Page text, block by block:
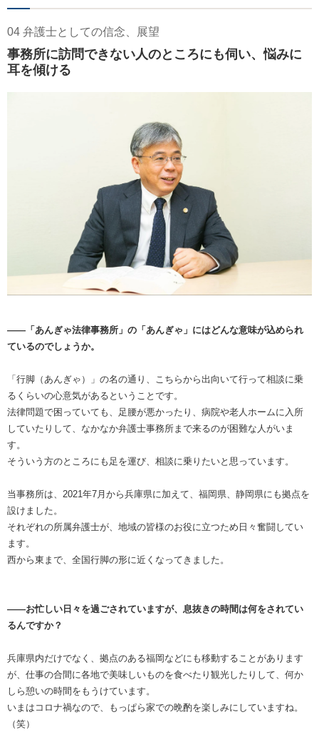
04 弁護士としての信念、展望
事務所に訪問できない人のところにも伺い、悩みに
耳を傾ける
――「あんぎゃ法律事務所」の「あんぎゃ」にはどんな意味が込められ
ているのでしょうか。
「行脚（あんぎゃ）」の名の通り、こちらから出向いて行って相談に乗
るくらいの心意気があるということです。
法律問題で困っていても、足腰が悪かったり、病院や老人ホームに入所
していたりして、なかなか弁護士事務所まで来るのが困難な人がいま
す。
そういう方のところにも足を運び、相談に乗りたいと思っています。
当事務所は、2021年7月から兵庫県に加えて、福岡県、静岡県にも拠点を
設けました。
それぞれの所属弁護士が、地域の皆様のお役に立つため日々奮闘してい
ます。
西から東まで、全国行脚の形に近くなってきました。
――お忙しい日々を過ごされていますが、息抜きの時間は何をされてい
るんですか？
兵庫県内だけでなく、拠点のある福岡などにも移動することがあります
が、仕事の合間に各地で美味しいものを食べたり観光したりして、何か
しら憩いの時間をもうけています。
いまはコロナ禍なので、もっぱら家での晩酌を楽しみにしていますね。
（笑）